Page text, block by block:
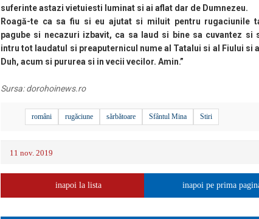
suferinte astazi vietuiesti luminat si ai aflat dar de Dumnezeu.
Roagă-te ca sa fiu si eu ajutat si miluit pentru rugaciunile
pagube si necazuri izbavit, ca sa laud si bine sa cuvantez si
intru tot laudatul si preaputernicul nume al Tatalui si al Fiului si
Duh, acum si pururea si in vecii vecilor. Amin.”
Sursa:dorohoinews.ro
români rugăciune sărbătoare Sfântul Mina Stiri
11 nov. 2019
inapoi la lista inapoi pe prima